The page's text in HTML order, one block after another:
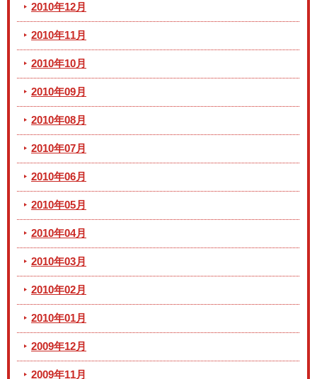
2010年12月
2010年11月
2010年10月
2010年09月
2010年08月
2010年07月
2010年06月
2010年05月
2010年04月
2010年03月
2010年02月
2010年01月
2009年12月
2009年11月